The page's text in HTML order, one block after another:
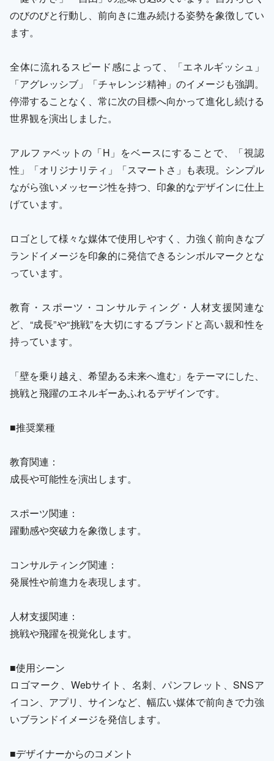
のびのびと行動し、前向きに進み続ける姿勢を象徴してい
ます。
全体に流れるスピード感によって、「エネルギッシュ」
「アグレッシブ」「チャレンジ精神」のイメージも強調。
停滞することなく、常に次の目標へ向かって進化し続ける
世界観を演出しました。
アルファベットの「H」をベースにすることで、「視認
性」「オリジナリティ」「スマートさ」も表現。シンプル
ながら強いメッセージ性を持つ、印象的なデザインに仕上
げています。
ロゴとして様々な媒体で使用しやすく、力強く前向きなブ
ランドイメージを印象的に発信できるシンボルマークとな
っています。
教育・スポーツ・コンサルティング・人材支援関連な
ど、“成長”や“挑戦”を大切にするブランドと高い親和性を
持っています。
「壁を乗り越え、希望ある未来へ進む」をテーマにした、
挑戦と飛躍のエネルギーあふれるデザインです。
■推奨業種
教育関連：
成長や可能性を演出します。
スポーツ関連：
躍動感や突破力を象徴します。
コンサルティング関連：
発展性や前進力を表現します。
人材支援関連：
挑戦や飛躍を視覚化します。
■使用シーン
ロゴマーク、Webサイト、名刺、パンフレット、SNSア
イコン、アプリ、サインなど、幅広い媒体で前向きで力強
いブランドイメージを発信します。
■デザイナーからのコメント